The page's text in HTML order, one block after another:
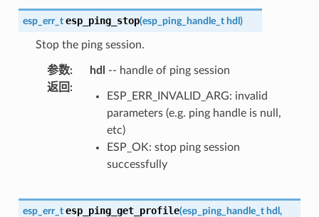
esp_err_t esp_ping_stop(esp_ping_handle_t hdl )
Stop the ping session.
参数: hdl
-- handle of ping session
返回 :
ESP_ERR_INVALID_ARG: invalid
parameters (e.g. ping handle is null,
etc)
ESP_OK: stop ping session
successfully
esp_err_t esp_ping_get_profile(esp_ping_handle_t hdl ,